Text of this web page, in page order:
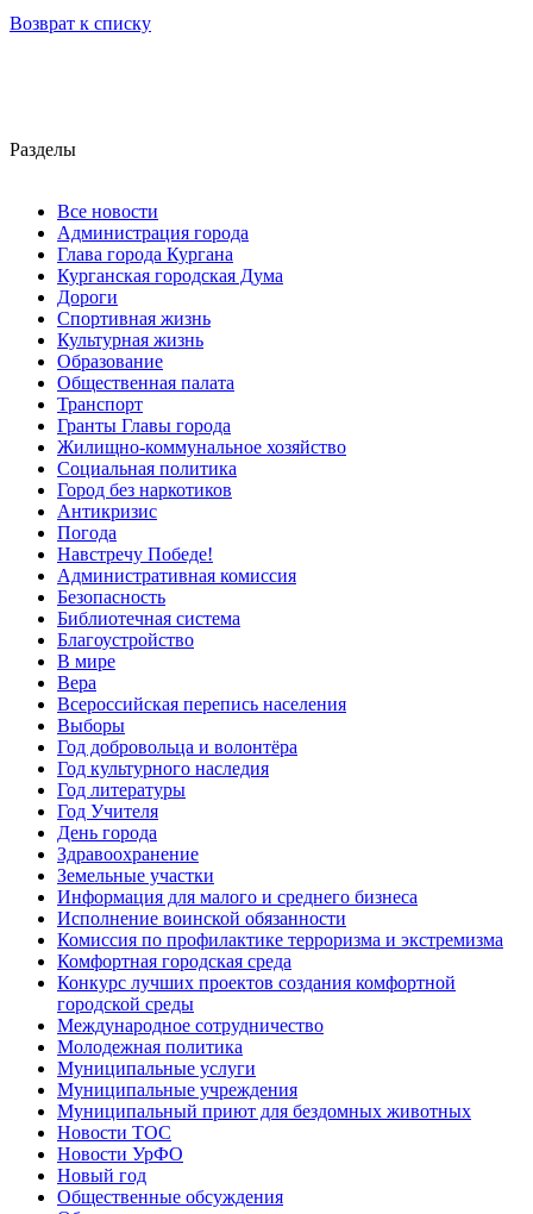
Возврат к списку
Разделы
Все новости
Администрация города
Глава города Кургана
Курганская городская Дума
Дороги
Спортивная жизнь
Культурная жизнь
Образование
Общественная палата
Транспорт
Гранты Главы города
Жилищно-коммунальное хозяйство
Социальная политика
Город без наркотиков
Антикризис
Погода
Навстречу Победе!
Административная комиссия
Безопасность
Библиотечная система
Благоустройство
В мире
Вера
Всероссийская перепись населения
Выборы
Год добровольца и волонтёра
Год культурного наследия
Год литературы
Год Учителя
День города
Здравоохранение
Земельные участки
Информация для малого и среднего бизнеса
Исполнение воинской обязанности
Комиссия по профилактике терроризма и экстремизма
Комфортная городская среда
Конкурс лучших проектов создания комфортной
городской среды
Международное сотрудничество
Молодежная политика
Муниципальные услуги
Муниципальные учреждения
Муниципальный приют для бездомных животных
Новости ТОС
Новости УрФО
Новый год
Общественные обсуждения